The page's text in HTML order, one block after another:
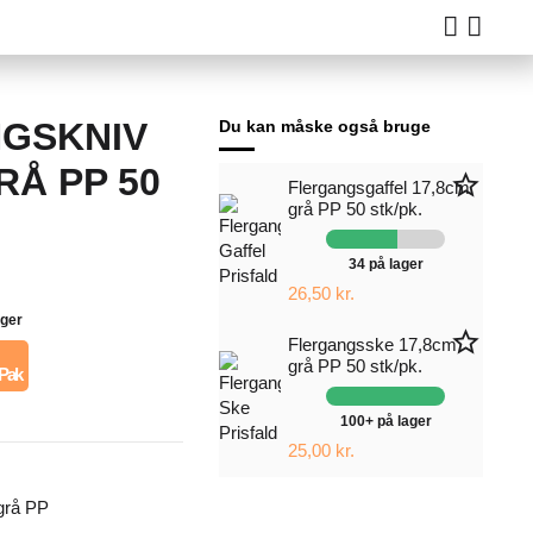
PP 50
PP
Du kan måske også bruge
Flergangsgaffel 17,8cm
grå PP 50 stk/pk.
star_border
34 på lager
26,50 kr.
Flergangsske 17,8cm
grå PP 50 stk/pk.
star_border
100+ på lager
25,00 kr.